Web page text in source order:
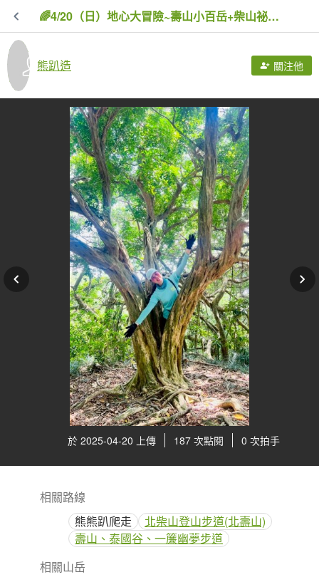
🌈4/20（日）地心大冒險~壽山小百岳+柴山祕境探險❤️FB：熊熊趴爬走🌈
熊趴造 關注他
於 2025-04-20 上傳 187 次點閱 0 次拍手
相關路線
熊熊趴爬走
北柴山登山步道(北壽山)
壽山、泰國谷、一簾幽夢步道
相關山岳